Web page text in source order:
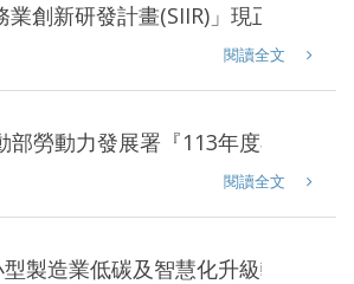
業創新研發計畫(SIIR)」現正熱烈招
閱讀全文
部勞動力發展署『113年度小型企業
閱讀全文
製造業低碳及智慧化升級轉型補助